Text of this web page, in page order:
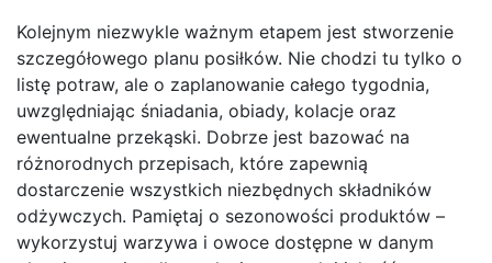
Kolejnym niezwykle ważnym etapem jest stworzenie
szczegółowego planu posiłków. Nie chodzi tu tylko o
listę potraw, ale o zaplanowanie całego tygodnia,
uwzględniając śniadania, obiady, kolacje oraz
ewentualne przekąski. Dobrze jest bazować na
różnorodnych przepisach, które zapewnią
dostarczenie wszystkich niezbędnych składników
odżywczych. Pamiętaj o sezonowości produktów –
wykorzystuj warzywa i owoce dostępne w danym